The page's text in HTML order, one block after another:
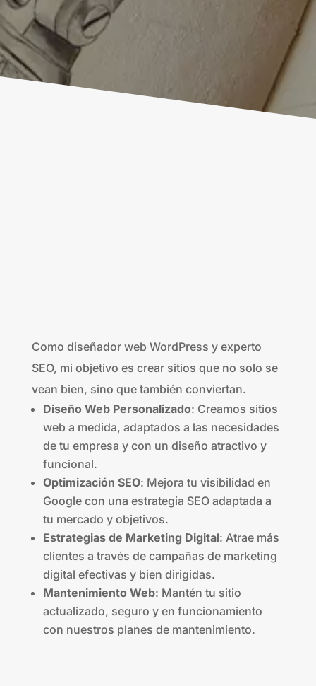
Como diseñador web WordPress y experto
SEO, mi objetivo es crear sitios que no solo se
vean bien, sino que también conviertan.
Diseño Web Personalizado: Creamos sitios
web a medida, adaptados a las necesidades
de tu empresa y con un diseño atractivo y
funcional.
Optimización SEO: Mejora tu visibilidad en
Google con una estrategia SEO adaptada a
tu mercado y objetivos.
Estrategias de Marketing Digital: Atrae más
clientes a través de campañas de marketing
digital efectivas y bien dirigidas.
Mantenimiento Web: Mantén tu sitio
actualizado, seguro y en funcionamiento
con nuestros planes de mantenimiento.